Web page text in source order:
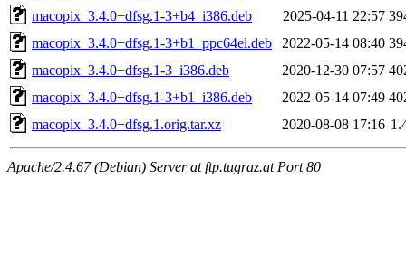
macopix_3.4.0+dfsg.1-3+b4_i386.deb
2025-04-11 22:57
macopix_3.4.0+dfsg.1-3+b1_ppc64el.deb
2022-05-14 08:40
macopix_3.4.0+dfsg.1-3_i386.deb
2020-12-30 07:57
macopix_3.4.0+dfsg.1-3+b1_i386.deb
2022-05-14 07:49
macopix_3.4.0+dfsg.1.orig.tar.xz
2020-08-08 17:16
Apache/2.4.67 (Debian) Server at ftp.tugraz.at Port 80